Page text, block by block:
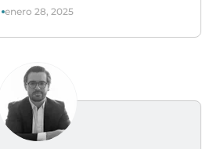
enero 28, 2025